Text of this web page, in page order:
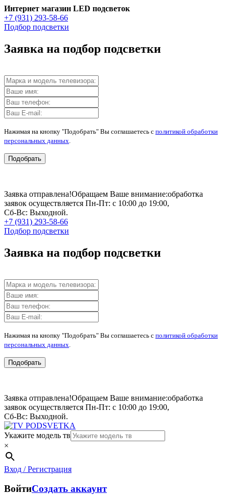
Интернет магазин LED подсветок
+7 (931) 293-58-66
Подбор подсветки
Заявка на подбор подсветки
Нажимая на кнопку "Подобрать" Вы соглашаетесь с политикой обработки
персональных данных
Подобрать
Заявка отправлена!Обращаем Ваше внимание:обработка
заявок осуществляется Пн-Пт: с 10:00 до 19:00,
Сб-Вс: Выходной.
+7 (931) 293-58-66
Подбор подсветки
Заявка на подбор подсветки
Нажимая на кнопку "Подобрать" Вы соглашаетесь с политикой обработки
персональных данных
Подобрать
Заявка отправлена!Обращаем Ваше внимание:обработка
заявок осуществляется Пн-Пт: с 10:00 до 19:00,
Сб-Вс: Выходной.
Укажите модель тв
×
Вход / Регистрация
ВойтиСоздать аккаунт